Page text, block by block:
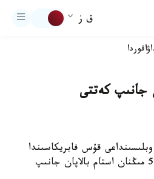
ق ز
اقوردا
جانىپ كەتتى
قۇس فابريكاسىندا
بولعان ءورت سالدارىنان 500 مىڭنان استام بالاپان جانىپ